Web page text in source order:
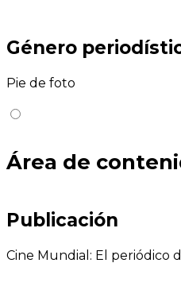
Género
Pie de foto
Área de
Publicación
Cine Mundial: El periódico